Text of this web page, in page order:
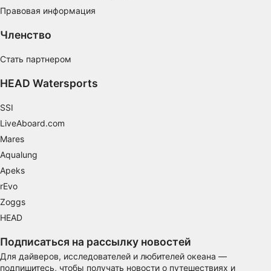
Правовая информация
Членство
Стать партнером
HEAD Watersports
SSI
LiveAboard.com
Mares
Aqualung
Apeks
rEvo
Zoggs
HEAD
Подписаться на рассылку новостей
Для дайверов, исследователей и любителей океана —
подпишитесь, чтобы получать новости о путешествиях и
Использование ограниченных данных для
выбора рекламы
Использование профилей для выбора
персонализированной рекламы
контента
персонализированного контента
Определение эффективности контента
статистики или комбинации данных из
разных источников